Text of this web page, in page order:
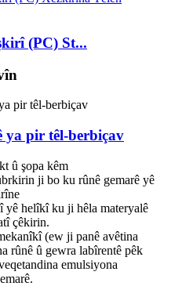
(PC) St...
ya pir têl-berbiçav
û şopa kêm
ji bo ku rûnê gemarê yê
yê helîkî ku ji hêla materyalê
çêkirin.
(ew ji panê avêtina
rûnê û gewra labîrentê pêk
emulsiyona